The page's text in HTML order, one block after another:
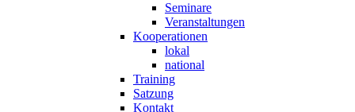
Seminare
Veranstaltungen
Kooperationen
lokal
national
Training
Satzung
Kontakt